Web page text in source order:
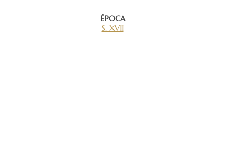
ÉPOCA
S. XVII